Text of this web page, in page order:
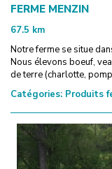
FERME MENZIN
67.5 km
Notre ferme se situe
Nous élevons boeuf,
de terre (charlotte,
Catégories: Produits